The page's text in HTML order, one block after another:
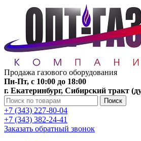
Продажа газового оборудования
Пн-Пт, с 10:00 до 18:00
г. Екатеринбург, Сибирский тракт
Поиск
+7 (343) 227-80-04
+7 (343) 382-24-41
Заказать обратный звонок